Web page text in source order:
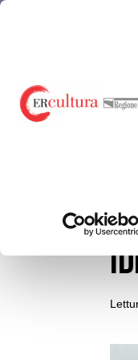
Torna
Cerca
Salta
Salta